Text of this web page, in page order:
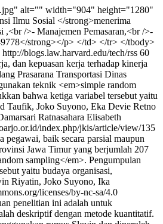
alt="" width="904" height="1280"
Ilmu Sosial </strong>menerima
/>- Manajemen Pemasaran,<br />-
strong></p> </td> </tr> </tbody>
http://blogs.law.harvard.edu/tech/rss 60
dan kepuasan kerja terhadap kinerja
Prasarana Transportasi Dinas
teknik <em>simple random
bahwa ketiga variabel tersebut yaitu
Taufik, Joko Suyono, Eka Devie Retno
Ratnasahara Elisabeth
index.php/jkis/article/view/135
baik secara parsial maupun
Jawa Timur yang berjumlah 207
sampling</em>. Pengumpulan
yaitu budaya organisasi,
Riyatin, Joko Suyono, Ika
licenses/by-nc-sa/4.0
penelitian ini adalah untuk
deskriptif dengan metode kuantitatif.